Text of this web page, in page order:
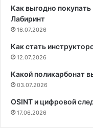
Как выгодно покупать
Лабиринт
16.07.2026
Как стать
12.07.2026
Какой поликарбонат
03.07.2026
OSINT и цифровой
17.06.2026